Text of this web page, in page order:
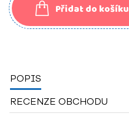
Přidat do košíku
POPIS
RECENZE OBCHODU